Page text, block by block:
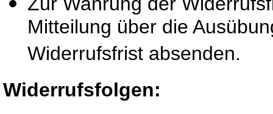
Mitteilung über die
Widerrufsfrist absenden.
Widerrufsfolgen: